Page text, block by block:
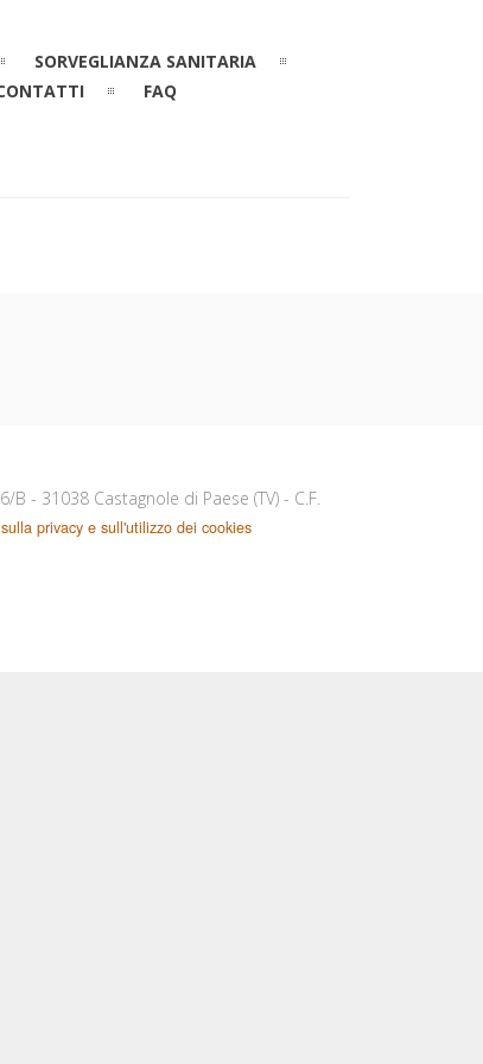
SORVEGLIANZA SANITARIA
FAQ
- 31038 Castagnole di Paese (TV) - C.F.
privacy e sull'utilizzo dei cookies